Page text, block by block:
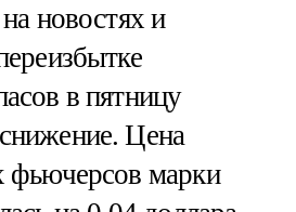
новостях и
в пятницу
Цена
фьючерсов марки